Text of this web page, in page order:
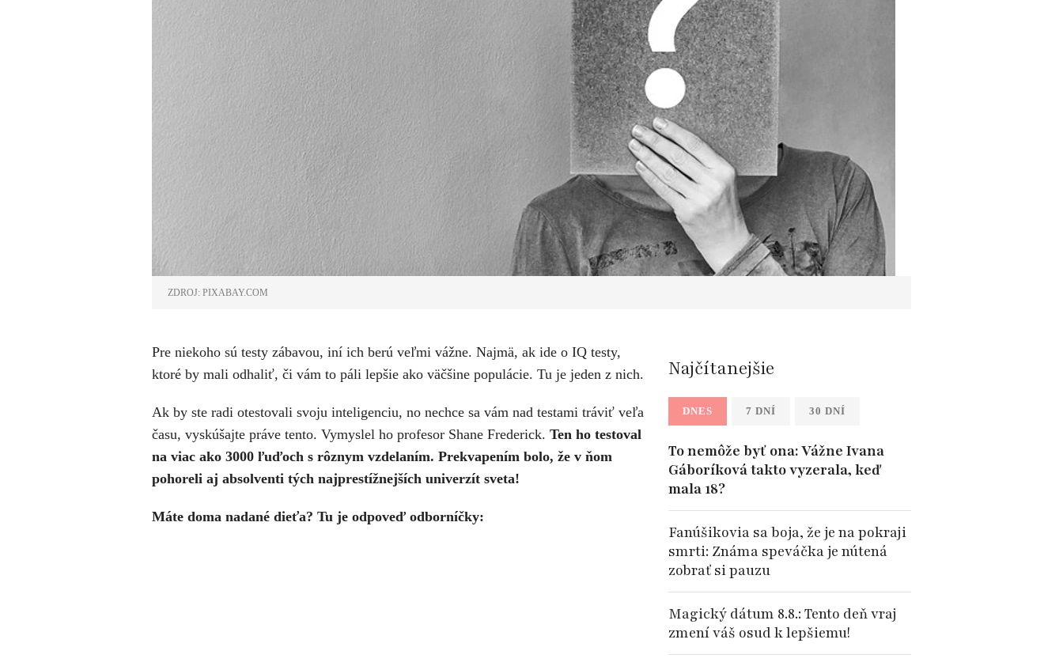
ZDROJ: PIXABAY.COM
Pre niekoho sú testy zábavou, iní ich berú veľmi vážne. Najmä, ak ide o IQ testy,
ktoré by mali odhaliť, či vám to páli lepšie ako väčšine populácie. Tu je jeden z nich.
Ak by ste radi otestovali svoju inteligenciu, no nechce sa vám nad testami tráviť veľa
času, vyskúšajte práve tento. Vymyslel ho profesor Shane Frederick. Ten ho testoval
na viac ako 3000 ľuďoch s rôznym vzdelaním. Prekvapením bolo, že v ňom
pohoreli aj absolventi tých najprestížnejších univerzít sveta!
Máte doma nadané dieťa? Tu je odpoveď odborníčky:
Najčítanejšie
DNES 7 DNÍ 30 DNÍ
To nemôže byť ona: Vážne Ivana
Gáboríková takto vyzerala, keď
mala 18?
Fanúšikovia sa boja, že je na pokraji
smrti: Známa speváčka je nútená
zobrať si pauzu
Magický dátum 8.8.: Tento deň vraj
zmení váš osud k lepšiemu!